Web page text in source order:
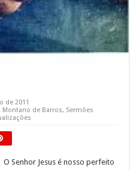
de 2011
Montano de Barros, Sermões
O Senhor Jesus é nosso perfeito